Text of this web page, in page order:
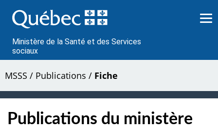
au
contenu
Ministère de la Santé et des Services
sociaux
MSSS / Publications / Fiche
Publications du ministère